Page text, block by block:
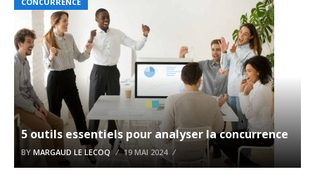
5 outils essentiels pour analyser la concurrence
BY MARGAUD LE LECOQ 19 MAI 2024